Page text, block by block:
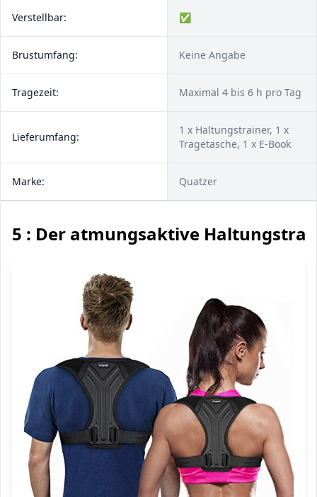
Verstellbar: ✅
Brustumfang: Keine Angabe
Tragezeit: Maximal 4 bis 6 h pro Tag
Lieferumfang:
1 x Haltungstrainer, 1 x
Tragetasche, 1 x E-Book
Marke: Quatzer
5 : Der atmungsaktive